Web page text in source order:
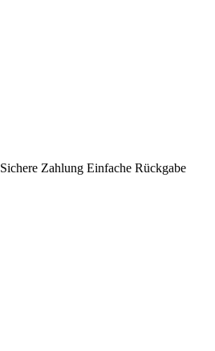
Sichere Zahlung Einfache Rückgabe